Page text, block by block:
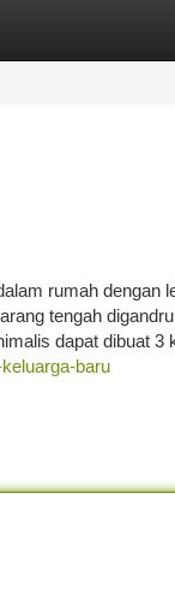
rumah dengan
tengah
dapat dibuat 3
baru